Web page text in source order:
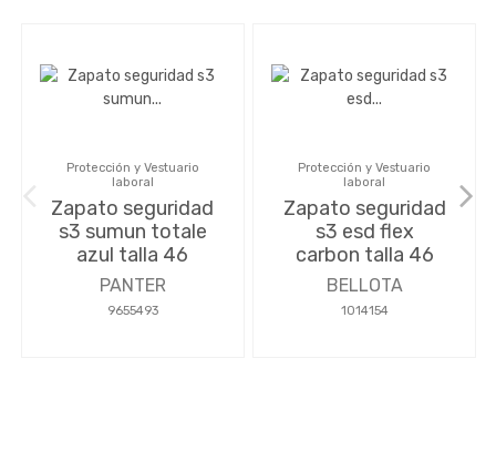
Protección y Vestuario
laboral
Zapato seguridad
s3 sumun totale
azul talla 46
PANTER
9655493
Protección y Vestuario
laboral
Zapato seguridad
s3 esd flex
carbon talla 46
BELLOTA
1014154